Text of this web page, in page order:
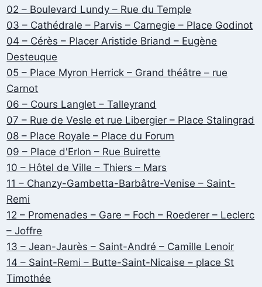
02 – Boulevard Lundy – Rue du Temple
03 – Cathédrale – Parvis – Carnegie – Place Godinot
04 – Cérès – Placer Aristide Briand – Eugène
Desteuque
05 – Place Myron Herrick – Grand théâtre – rue
Carnot
06 – Cours Langlet – Talleyrand
07 – Rue de Vesle et rue Libergier – Place Stalingrad
08 – Place Royale – Place du Forum
09 – Place d'Erlon – Rue Buirette
10 – Hôtel de Ville – Thiers – Mars
11 – Chanzy-Gambetta-Barbâtre-Venise – Saint-
Remi
12 – Promenades – Gare – Foch – Roederer – Leclerc
– Joffre
13 – Jean-Jaurès – Saint-André – Camille Lenoir
14 – Saint-Remi – Butte-Saint-Nicaise – place St
Timothée